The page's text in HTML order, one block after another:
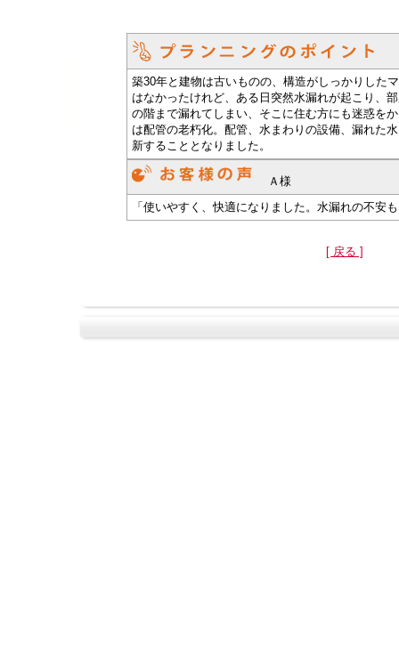
築30年と建物は古いものの、構造がしっかりした
はなかったけれど、ある日突然水漏れが起こり、
の階まで漏れてしまい、そこに住む方にも迷惑を
は配管の老朽化。配管、水まわりの設備、漏れた
新することとなりました。
Ａ様
「使いやすく、快適になりました。水漏れの不安
[ 戻る ]